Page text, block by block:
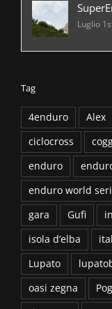
Luglio
Tag
4enduro Alex
ciclocross
enduro
enduro world
gara
Gufi
isola d’elba
Lupato
oasi zegna